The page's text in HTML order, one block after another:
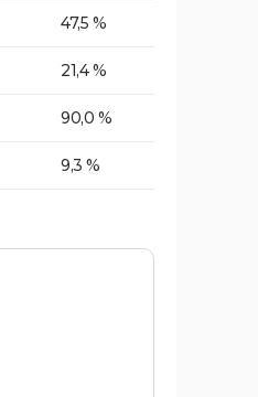
47,5 %
21,4 %
90,0 %
9,3 %